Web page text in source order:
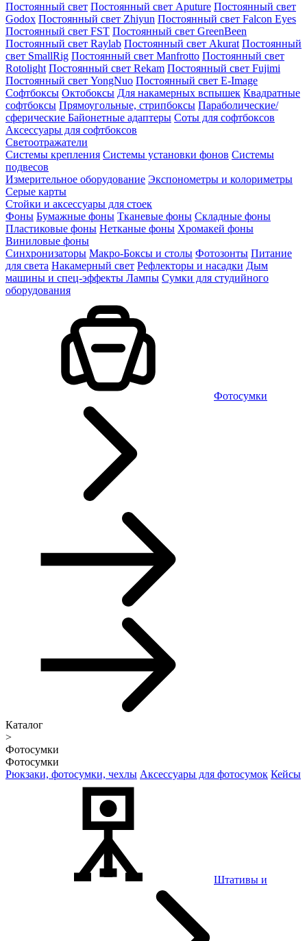
Постоянный свет Постоянный свет Aputure Постоянный свет
Godox Постоянный свет Zhiyun Постоянный свет Falcon Eyes
Постоянный свет FST Постоянный свет GreenBeen
Постоянный свет Raylab Постоянный свет Akurat Постоянный
свет SmallRig Постоянный свет Manfrotto Постоянный свет
Rotolight Постоянный свет Rekam Постоянный свет Fujimi
Постоянный свет YongNuo Постоянный свет E-Image
Софтбоксы Октобоксы Для накамерных вспышек Квадратные
софтбоксы Прямоугольные, стрипбоксы Параболические/
сферические Байонетныe адаптеры Соты для софтбоксов
Аксессуары для софтбоксов
Светоотражатели
Системы крепления Системы установки фонов Системы
подвесов
Измерительное оборудование Экспонометры и колориметры
Серые карты
Стойки и аксессуары для стоек
Фоны Бумажные фоны Тканевые фоны Складные фоны
Пластиковые фоны Нетканые фоны Хромакей фоны
Виниловые фоны
Синхронизаторы Макро-Боксы и столы Фотозонты Питание
для света Накамерный свет Рефлекторы и насадки Дым
машины и спец-эффекты Лампы Сумки для студийного
оборудования
Фотосумки
Каталог
>
Фотосумки
Фотосумки
Рюкзаки, фотосумки, чехлы Аксессуары для фотосумок Кейсы
Штативы и